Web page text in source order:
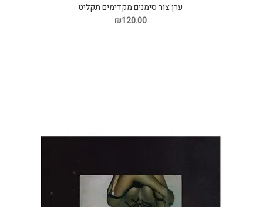
ערן צור סימנים מקדימים תקליט
₪120.00